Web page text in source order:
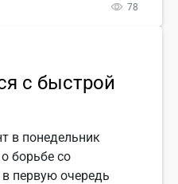
78
с быстрой
в понедельник
борьбе со
первую очередь